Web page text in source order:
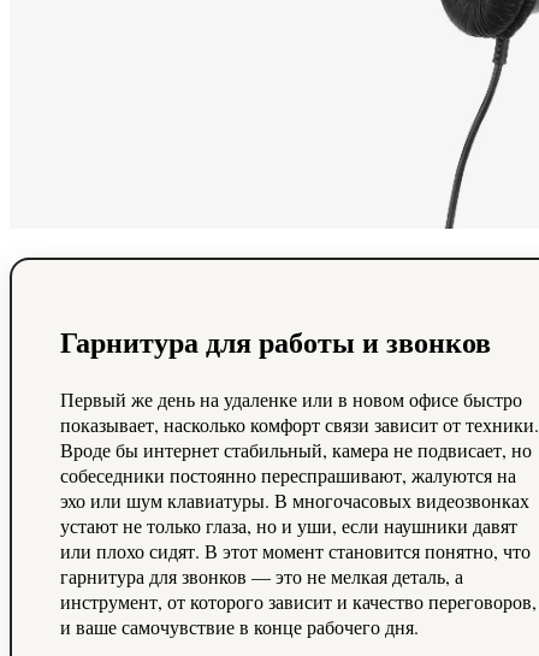
Гарнитура для работы и звонков
Первый же день на удаленке или в новом офисе быстро
показывает, насколько комфорт связи зависит от техники.
Вроде бы интернет стабильный, камера не подвисает, но
собеседники постоянно переспрашивают, жалуются на
эхо или шум клавиатуры. В многочасовых видеозвонках
устают не только глаза, но и уши, если наушники давят
или плохо сидят. В этот момент становится понятно, что
гарнитура для звонков — это не мелкая деталь, а
инструмент, от которого зависит и качество переговоров,
и ваше самочувствие в конце рабочего дня.